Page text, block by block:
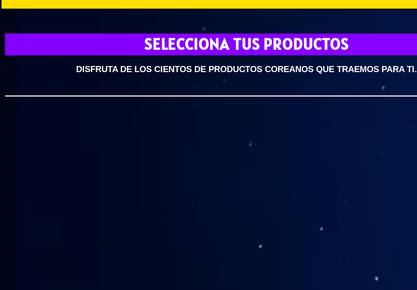
SELECCIONA TUS PRODUCTOS
DISFRUTA DE LOS CIENTOS DE PRODUCTOS COREANOS QUE TRAEMOS PARA TI.